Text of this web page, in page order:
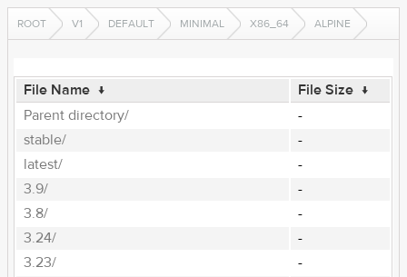
ROOT V1 DEFAULT MINIMAL X86_64 ALPINE
File Name ↓ File Size ↓
Parent directory/
-
stable/
-
latest/
-
3.9/
-
3.8/
-
3.24/
-
3.23/
-